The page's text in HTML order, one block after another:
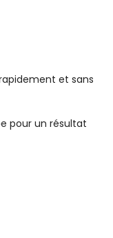
et sans
pour un résultat